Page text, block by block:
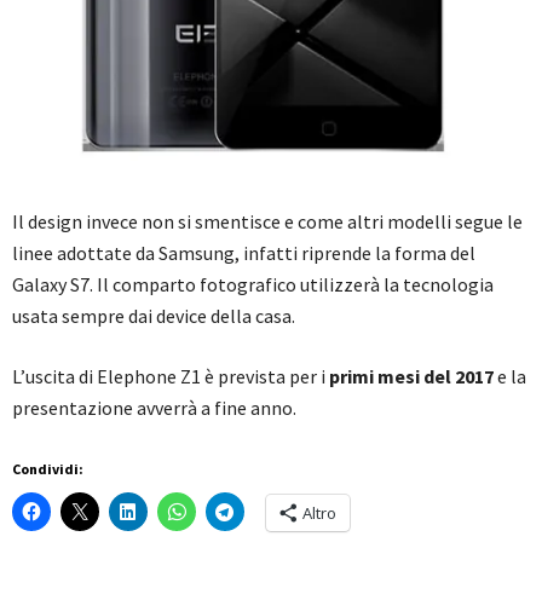
Il design invece non si smentisce e come altri modelli segue le
linee adottate da Samsung, infatti riprende la forma del
Galaxy S7. Il comparto fotografico utilizzerà la tecnologia
usata sempre dai device della casa.
L’uscita di Elephone Z1 è prevista per i primi mesi del 2017e la
presentazione avverrà a fine anno.
Condividi:
Altro